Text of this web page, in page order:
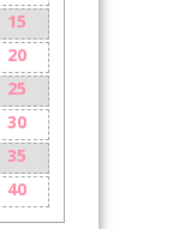
15
20
25
30
35
40